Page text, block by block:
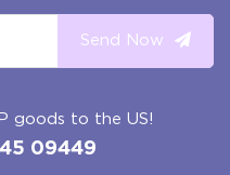
Send Now
goods to the US!
09449